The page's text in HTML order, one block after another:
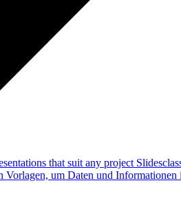
that suit any project
Vorlagen, um Daten und